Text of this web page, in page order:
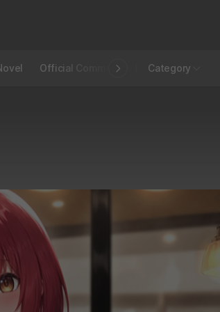
Official Community STOVE INDIE
Category